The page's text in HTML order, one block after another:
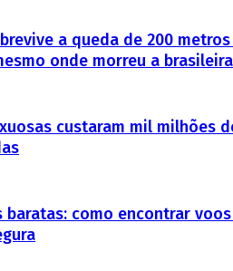
a queda de 200
onde morreu a
custaram mil milhões
baratas: como encontrar